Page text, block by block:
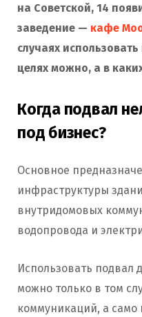
на Советской, 14
заведение — кафе
случаях
целях можно, а в
Когда подвал
под бизнес?
Основное
инфраструктуры
внутридомовых
водопровода и
Использовать подвал
можно только в том
коммуникаций, а